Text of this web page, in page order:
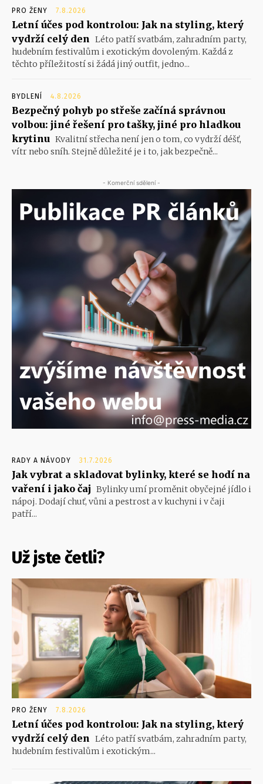
PRO ŽENY 7.8.2026
Letní účes pod kontrolou: Jak na styling, který
vydrží celý den Léto patří svatbám, zahradním party,
hudebním festivalům i exotickým dovoleným. Každá z
těchto příležitostí si žádá jiný outfit, jedno...
BYDLENÍ 4.8.2026
Bezpečný pohyb po střeše začíná správnou
volbou: jiné řešení pro tašky, jiné pro hladkou
krytinu Kvalitní střecha není jen o tom, co vydrží déšť,
vítr nebo sníh. Stejně důležité je i to, jak bezpečně...
- Komerční sdělení -
RADY A NÁVODY 31.7.2026
Jak vybrat a skladovat bylinky, které se hodí na
vaření i jako čaj Bylinky umí proměnit obyčejné jídlo i
nápoj. Dodají chuť, vůni a pestrost a v kuchyni i v čaji
patří...
Už jste četli?
PRO ŽENY 7.8.2026
Letní účes pod kontrolou: Jak na styling, který
vydrží celý den
Léto patří svatbám, zahradním party,
hudebním festivalům i exotickým...